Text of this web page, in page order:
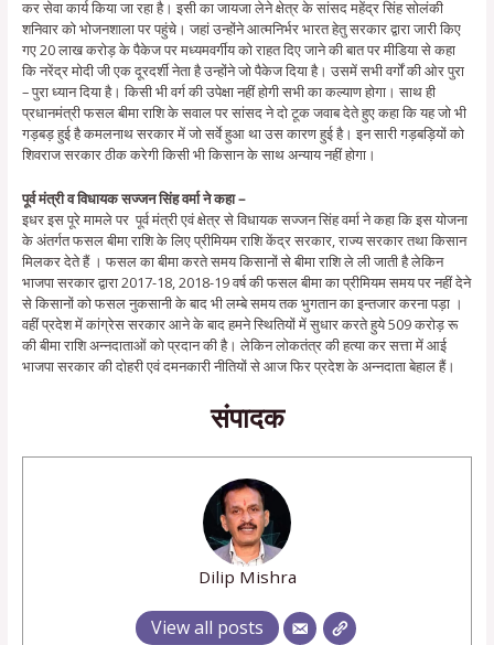
कर सेवा कार्य किया जा रहा है। इसी का जायजा लेने क्षेत्र के सांसद महेंद्र सिंह सोलंकी
शनिवार को भोजनशाला पर पहुंचे। जहां उन्होंने आत्मनिर्भर भारत हेतु सरकार द्वारा जारी किए
गए 20 लाख करोड़ के पैकेज पर मध्यमवर्गीय को राहत दिए जाने की बात पर मीडिया से कहा
कि नरेंद्र मोदी जी एक दूरदर्शी नेता है उन्होंने जो पैकेज दिया है। उसमें सभी वर्गों की ओर पुरा
– पुरा ध्यान दिया है। किसी भी वर्ग की उपेक्षा नहीं होगी सभी का कल्याण होगा। साथ ही
प्रधानमंत्री फसल बीमा राशि के सवाल पर सांसद ने दो टूक जवाब देते हुए कहा कि यह जो भी
गड़बड़ हुई है कमलनाथ सरकार में जो सर्वे हुआ था उस कारण हुई है। इन सारी गड़बड़ियों को
शिवराज सरकार ठीक करेगी किसी भी किसान के साथ अन्याय नहीं होगा।
पूर्व मंत्री व विधायक सज्जन सिंह वर्मा ने कहा –
इधर इस पूरे मामले पर पूर्व मंत्री एवं क्षेत्र से विधायक सज्जन सिंह वर्मा ने कहा कि इस योजना
के अंतर्गत फसल बीमा राशि के लिए प्रीमियम राशि केंद्र सरकार, राज्य सरकार तथा किसान
मिलकर देते हैं । फसल का बीमा करते समय किसानों से बीमा राशि ले ली जाती है लेकिन
भाजपा सरकार द्वारा 2017-18, 2018-19 वर्ष की फसल बीमा का प्रीमियम समय पर नहीं देने
से किसानों को फसल नुकसानी के बाद भी लम्बे समय तक भुगतान का इन्तजार करना पड़ा ।
वहीं प्रदेश में कांग्रेस सरकार आने के बाद हमने स्थितियों में सुधार करते हुये 509 करोड़ रू
की बीमा राशि अन्नदाताओं को प्रदान की है। लेकिन लोकतंत्र की हत्या कर सत्ता में आई
भाजपा सरकार की दोहरी एवं दमनकारी नीतियों से आज फिर प्रदेश के अन्नदाता बेहाल हैं।
संपादक
Dilip Mishra
View all posts